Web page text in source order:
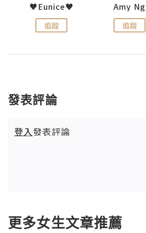
♥Eunice♥
追蹤
Amy Ng
追蹤
發表評論
登入發表評論
更多女生文章推薦